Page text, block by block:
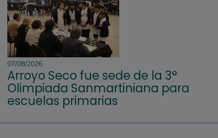
07/08/2026
Arroyo Seco fue sede de la 3°
Olimpiada Sanmartiniana para
escuelas primarias